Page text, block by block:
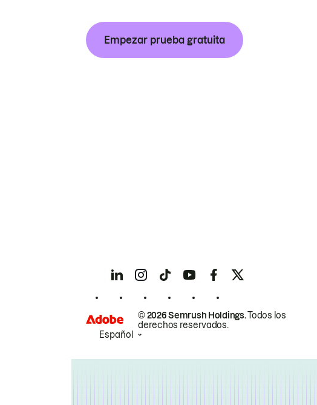
Empezar prueba gratuita
© 2026 Semrush Holdings.Todos los
derechos reservados.
Español